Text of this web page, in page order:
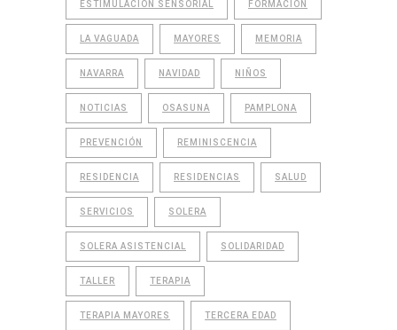
ESTIMULACIÓN SENSORIAL FORMACIÓN
LA VAGUADA MAYORES MEMORIA
NAVARRA NAVIDAD NIÑOS
NOTICIAS OSASUNA PAMPLONA
PREVENCIÓN REMINISCENCIA
RESIDENCIA RESIDENCIAS SALUD
SERVICIOS SOLERA
SOLERA ASISTENCIAL SOLIDARIDAD
TALLER TERAPIA
TERAPIA MAYORES TERCERA EDAD